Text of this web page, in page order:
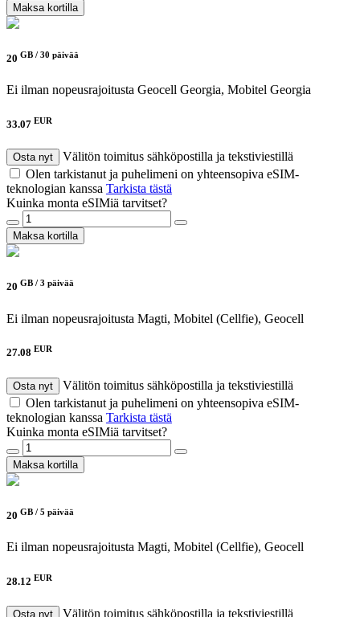
Maksa kortilla
20 GB / 30 päivää
Ei ilman nopeusrajoitusta Geocell Georgia, Mobitel Georgia
33.07 EUR
Osta nyt
Välitön toimitus sähköpostilla ja tekstiviestillä
Olen tarkistanut ja puhelimeni on yhteensopiva eSIM-
teknologian kanssa Tarkista tästä
Kuinka monta eSIMiä tarvitset?
Maksa kortilla
20 GB / 3 päivää
Ei ilman nopeusrajoitusta Magti, Mobitel (Cellfie), Geocell
27.08 EUR
Osta nyt
Välitön toimitus sähköpostilla ja tekstiviestillä
Olen tarkistanut ja puhelimeni on yhteensopiva eSIM-
teknologian kanssa Tarkista tästä
Kuinka monta eSIMiä tarvitset?
Maksa kortilla
20 GB / 5 päivää
Ei ilman nopeusrajoitusta Magti, Mobitel (Cellfie), Geocell
28.12 EUR
Osta nyt Välitön toimitus sähköpostilla ja tekstiviestillä